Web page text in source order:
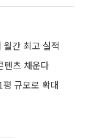
간 최고 실적
츠 채운다
평 규모로 확대